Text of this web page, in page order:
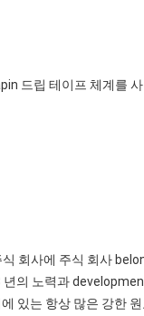
드립 테이프 체계를
회사에 주식 회사
의 노력과
있는 항상 많은 강한